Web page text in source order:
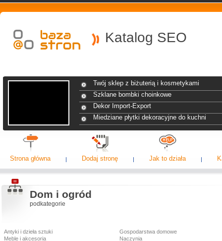
Katalog SEO
Twój sklep z biżuterią i kosmetykami
Szklane bombki choinkowe
Dekor Import-Export
Miedziane płytki dekoracyjne do kuchni
Strona główna Dodaj stronę Jak to działa
Dom i ogród
podkategorie
Antyki i dzieła sztuki
Gospodarstwa domowe
Meble i akcesoria
Naczynia